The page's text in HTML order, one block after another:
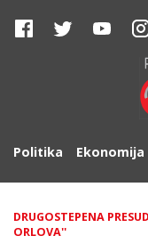
Politika Ekonomija
DRUGOSTEPENA
ORLOVA''